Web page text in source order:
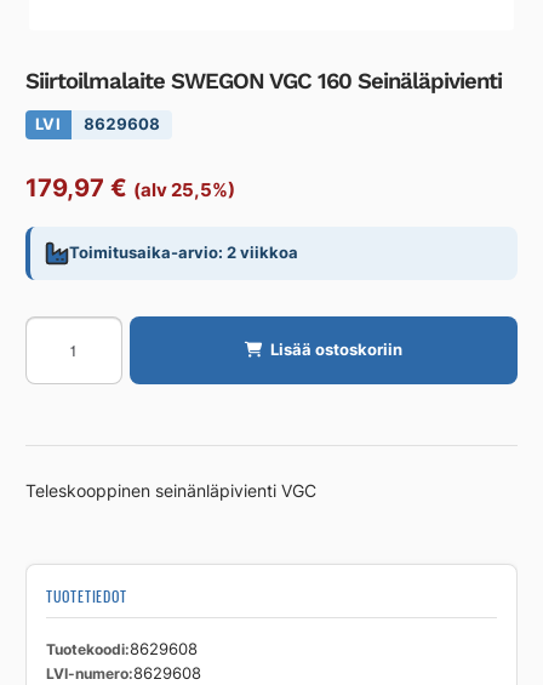
Siirtoilmalaite SWEGON VGC 160 Seinäläpivienti
LVI 8629608
179,97 € (alv 25,5%)
Toimitusaika-arvio: 2 viikkoa
Siirtoilmalaite
SWEGON
VGC
Seinäläpivienti
Lisää ostoskoriin
Teleskooppinen seinänläpivienti VGC
TUOTETIEDOT
Tuotekoodi 8629608
LVI-numero 8629608